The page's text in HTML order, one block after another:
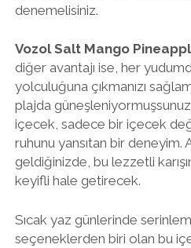
denemelisiniz.
Vozol Salt Mango
diğer avantajı ise, her
yolculuğuna çıkmanızı
plajda
içecek, sadece bir içecek
ruhunu yansıtan bir deneyim.
geldiğinizde, bu lezzetli
keyifli hale getirecek.
Sıcak yaz günlerinde
seçeneklerden biri olan bu